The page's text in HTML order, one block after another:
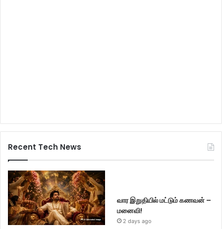
Recent Tech News
வார இறுதியில் மட்டும் கணவன் –
மனைவி!
2 days ago